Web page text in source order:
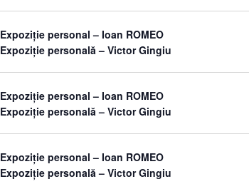
Expoziție personal – Ioan ROMEO
Expoziție personală – Victor Gingiu
Expoziție personal – Ioan ROMEO
Expoziție personală – Victor Gingiu
Expoziție personal – Ioan ROMEO
Expoziție personală – Victor Gingiu